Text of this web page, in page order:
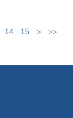
14 15 > >>